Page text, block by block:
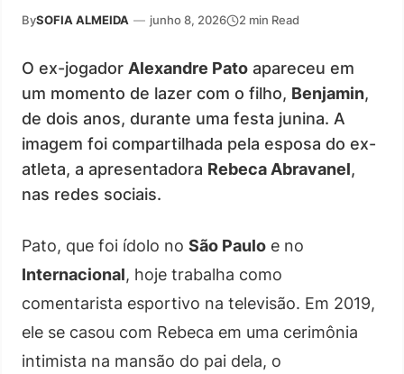
BySOFIA ALMEIDA — junho 8, 2026 2 min Read
O ex-jogador Alexandre Pato apareceu em
um momento de lazer com o filho, Benjamin,
de dois anos, durante uma festa junina. A
imagem foi compartilhada pela esposa do ex-
atleta, a apresentadora Rebeca Abravanel,
nas redes sociais.
Pato, que foi ídolo no São Paulo e no
Internacional, hoje trabalha como
comentarista esportivo na televisão. Em 2019,
ele se casou com Rebeca em uma cerimônia
intimista na mansão do pai dela, o